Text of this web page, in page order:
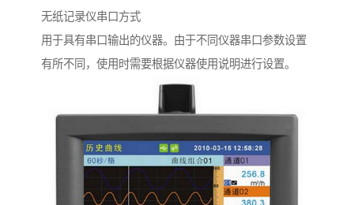
无纸记录仪串口方式
用于具有串口输出的仪器。由于不同仪器串口参数设置
有所不同，使用时需要根据仪器使用说明进行设置。